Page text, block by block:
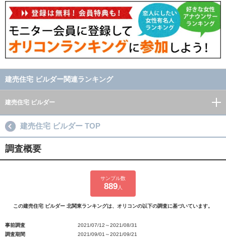
建売住宅 ビルダー関連ランキング
建売住宅 ビルダー
建売住宅 ビルダー TOP
調査概要
サンプル数
889人
この建売住宅 ビルダー 北関東ランキングは、オリコンの以下の調査に基づいています。
事前調査
2021/07/12～2021/08/31
調査期間
2021/09/01～2021/09/21